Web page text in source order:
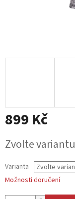
899 Kč
cena:
Zvolte variantu
Varianta
Možnosti doručení